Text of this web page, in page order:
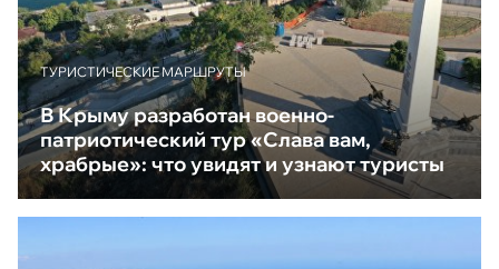
ТУРИСТИЧЕСКИЕ МАРШРУТЫ
В Крыму разработан военно-
патриотический тур «Слава вам,
храбрые»: что увидят и узнают туристы